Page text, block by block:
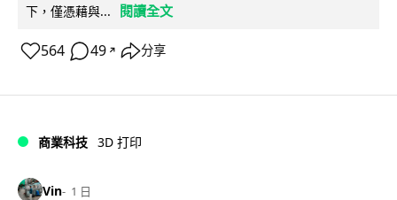
下，僅憑藉與... 閱讀全文
564 49 ↗ 分享
商業科技 3D 打印
Vin 1 日